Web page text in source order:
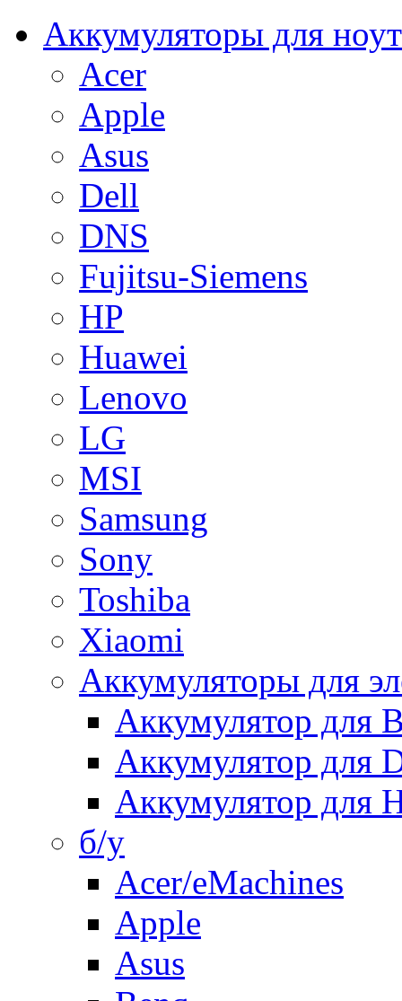
Аккумуляторы для
Acer
Apple
Asus
Dell
DNS
Fujitsu-Siemens
HP
Huawei
Lenovo
LG
MSI
Samsung
Sony
Toshiba
Xiaomi
Аккумуляторы для
Аккумулятор для
Аккумулятор для
Аккумулятор для
б/у
Acer/eMachines
Apple
Asus